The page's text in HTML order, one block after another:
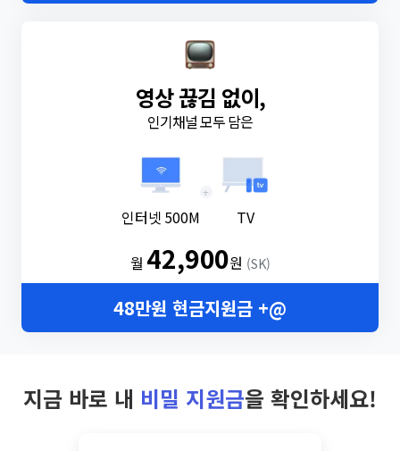
영상 끊김 없이,
인기채널 모두 담은
인터넷 500M
+
TV
월 42,900원 (SK)
48만원 현금지원금 +@
지금 바로 내 비밀 지원금을 확인하세요!